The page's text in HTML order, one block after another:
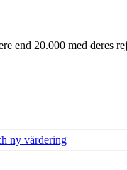
end 20.000 med deres
ny värdering